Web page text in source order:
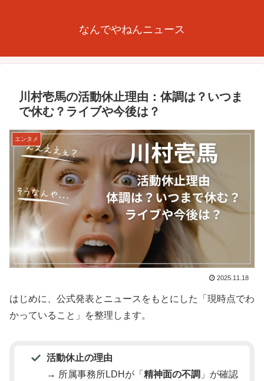
なんでやねんニュース
川村壱馬の活動休止理由：体調は？いつま
で休む？ライブや今後は？
エンタメ
2025.11.18
はじめに、公式発表とニュースをもとにした「現時点でわ
かっていること」を整理します。
活動休止の理由
→ 所属事務所LDHが「 精神面の不調 」が確認